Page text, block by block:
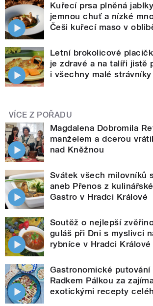
Kuřecí prsa plněná
jemnou chuť a nízké
Češi kuřecí maso v
Letní brokolicové
je zdravé a na talíři jistě
i všechny malé strávníky
VÍCE Z POŘADU
Magdalena Dobromila
manželem a dcerou
nad Kněžnou
Svátek všech milovníků
aneb Přenos z
Gastro v Hradci Králové
Soutěž o nejlepší
guláš při Dni s myslivci
rybníce v Hradci Králové
Gastronomické
Radkem Pálkou za
exotickými recepty